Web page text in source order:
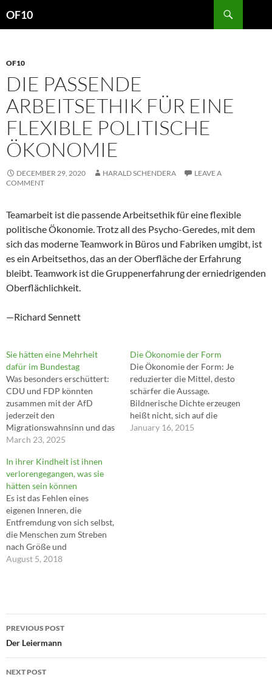
OF10
OF10
DIE PASSENDE
ARBEITSETHIK FÜR EINE
FLEXIBLE POLITISCHE
ÖKONOMIE
DECEMBER 29, 2020 HARALD SCHENDERA
LEAVE A
COMMENT
Teamarbeit ist die passende Arbeitsethik für eine flexible
politische Ökonomie. Trotz all des Psycho-Geredes, mit dem
sich das moderne Teamwork in Büros und Fabriken umgibt, ist
es ein Arbeitsethos, das an der Oberfläche der Erfahrung
bleibt. Teamwork ist die Gruppenerfahrung der erniedrigenden
Oberflächlichkeit.
—Richard Sennett
Sie hätten eine Mehrheit
dafür im Bundestag
Was besonders erschüttert:
CDU und FDP könnten
zusammen mit der AfD
jederzeit den
Migrationswahnsinn und das
unnötige Sterben durch
Gewalttäter beenden. Sie
hätten eine Mehrheit dafür
im Bundestag. Doch sie tun es
nicht. Weil ihnen ihre
'Brandmauer' wichtiger ist als
die Sicherheit der Bürger.
Weil sie sich für mögliche…
March 23, 2025
Die Ökonomie der Form
Die Ökonomie der Form: Je
reduzierter die Mittel, desto
schärfer die Aussage.
Bildnerische Dichte erzeugen
heißt nicht, sich auf die
erzählerische Ebene begeben.
January 16, 2015
In ihrer Kindheit ist ihnen
verlorengegangen, was sie
hätten sein können
Es ist das Fehlen eines
eigenen Inneren, die
Entfremdung von sich selbst,
die Menschen zum Streben
nach Größe und
Überlegenheit antreibt. In
Paradoxerweise ist es dieser
Mechanismus, der und
veranlasst, gerade solchen
hohlen…
August 5, 2018
Post
navigation
PREVIOUS POST
Der Leiermann
NEXT POST